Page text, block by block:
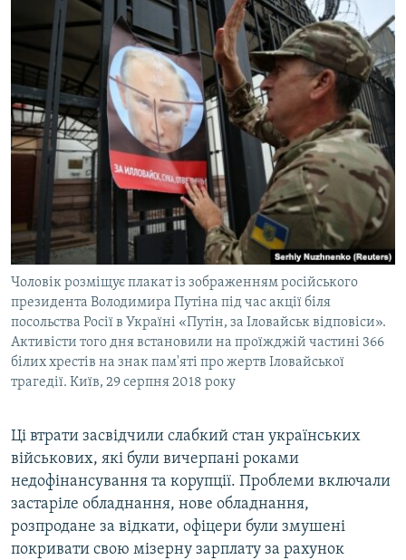
Чоловік розміщує плакат із зображенням російського
президента Володимира Путіна під час акції біля
посольства Росії в Україні «Путін, за Іловайськ відповіси».
Активісти того дня встановили на проїжджій частині 366
білих хрестів на знак пам'яті про жертв Іловайської
трагедії. Київ, 29 серпня 2018 року
Ці втрати засвідчили слабкий стан українських
військових, які були вичерпані роками
недофінансування та корупції. Проблеми включали
застаріле обладнання, нове обладнання,
розпродане за відкати, офіцери були змушені
покривати свою мізерну зарплату за рахунок